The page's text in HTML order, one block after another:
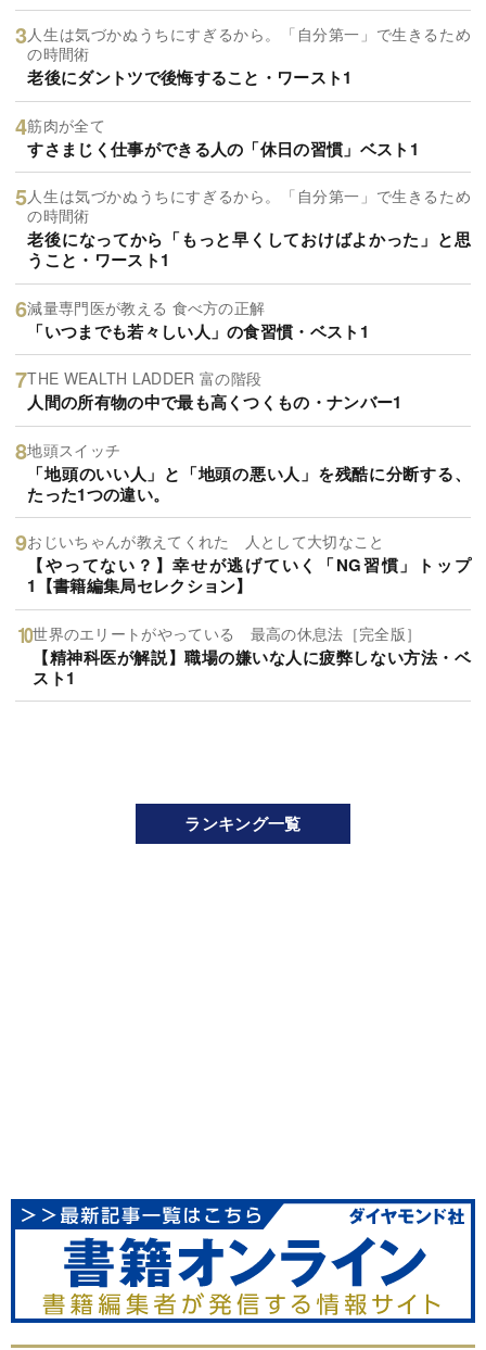
人生は気づかぬうちにすぎるから。「自分第一」で生きるため
の時間術
老後にダントツで後悔すること・ワースト1
筋肉が全て
すさまじく仕事ができる人の「休日の習慣」ベスト1
人生は気づかぬうちにすぎるから。「自分第一」で生きるため
の時間術
老後になってから「もっと早くしておけばよかった」と思
うこと・ワースト1
減量専門医が教える 食べ方の正解
「いつまでも若々しい人」の食習慣・ベスト1
THE WEALTH LADDER 富の階段
人間の所有物の中で最も高くつくもの・ナンバー1
地頭スイッチ
「地頭のいい人」と「地頭の悪い人」を残酷に分断する、
たった1つの違い。
おじいちゃんが教えてくれた 人として大切なこと
【やってない？】幸せが逃げていく「NG習慣」トップ
1【書籍編集局セレクション】
世界のエリートがやっている 最高の休息法［完全版］
【精神科医が解説】職場の嫌いな人に疲弊しない方法・ベ
スト1
ランキング一覧